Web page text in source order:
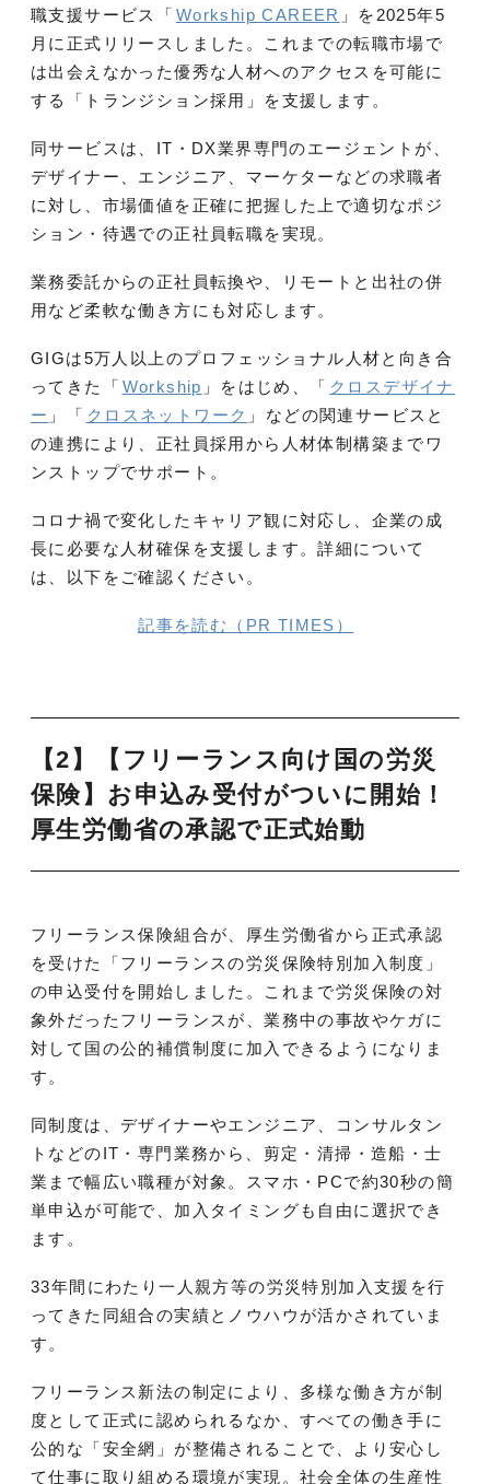
職支援サービス「 Workship CAREER 」を2025年5
月に正式リリースしました。これまでの転職市場で
は出会えなかった優秀な人材へのアクセスを可能に
する「トランジション採用」を支援します。
同サービスは、IT・DX業界専門のエージェントが、
デザイナー、エンジニア、マーケターなどの求職者
に対し、市場価値を正確に把握した上で適切なポジ
ション・待遇での正社員転職を実現。
業務委託からの正社員転換や、リモートと出社の併
用など柔軟な働き方にも対応します。
GIGは5万人以上のプロフェッショナル人材と向き合
ってきた「 Workship 」をはじめ、「 クロスデザイナ
ー 」「 クロスネットワーク 」などの関連サービスと
の連携により、正社員採用から人材体制構築までワ
ンストップでサポート。
コロナ禍で変化したキャリア観に対応し、企業の成
長に必要な人材確保を支援します。詳細について
は、以下をご確認ください。
記事を読む（PR TIMES）
【2】【フリーランス向け国の労災
保険】お申込み受付がついに開始！
厚生労働省の承認で正式始動
フリーランス保険組合が、厚生労働省から正式承認
を受けた「フリーランスの労災保険特別加入制度」
の申込受付を開始しました。これまで労災保険の対
象外だったフリーランスが、業務中の事故やケガに
対して国の公的補償制度に加入できるようになりま
す。
同制度は、デザイナーやエンジニア、コンサルタン
トなどのIT・専門業務から、剪定・清掃・造船・士
業まで幅広い職種が対象。スマホ・PCで約30秒の簡
単申込が可能で、加入タイミングも自由に選択でき
ます。
33年間にわたり一人親方等の労災特別加入支援を行
ってきた同組合の実績とノウハウが活かされていま
す。
フリーランス新法の制定により、多様な働き方が制
度として正式に認められるなか、すべての働き手に
公的な「安全網」が整備されることで、より安心し
て仕事に取り組める環境が実現。社会全体の生産性